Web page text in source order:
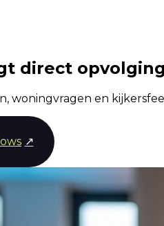
direct
woningvragen en
↗